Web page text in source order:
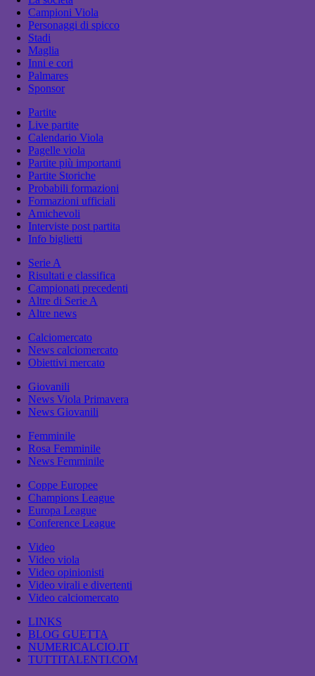
Campioni Viola
Personaggi di spicco
Stadi
Maglia
Inni e cori
Palmares
Sponsor
Partite
Live partite
Calendario Viola
Pagelle viola
Partite più importanti
Partite Storiche
Probabili formazioni
Formazioni ufficiali
Amichevoli
Interviste post partita
Info biglietti
Serie A
Risultati e classifica
Campionati precedenti
Altre di Serie A
Altre news
Calciomercato
News calciomercato
Obiettivi mercato
Giovanili
News Viola Primavera
News Giovanili
Femminile
Rosa Femminile
News Femminile
Coppe Europee
Champions League
Europa League
Conference League
Video
Video viola
Video opinionisti
Video virali e divertenti
Video calciomercato
LINKS
BLOG GUETTA
NUMERICALCIO.IT
TUTTITALENTI.COM